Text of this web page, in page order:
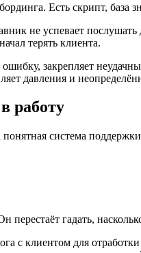
Есть скрипт, база
не успевает
терять клиента.
закрепляет
давления и
работу
система
перестаёт гадать,
с клиентом для